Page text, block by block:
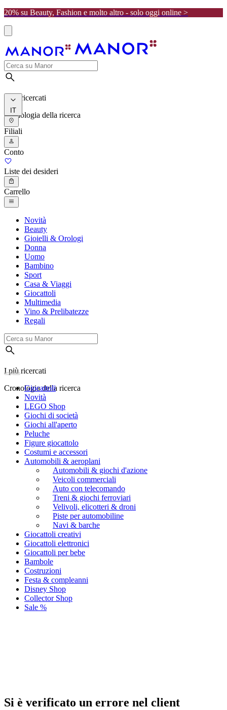
20% su Beauty, Fashion e molto altro - solo oggi online >
I più ricercati
Cronologia della ricerca
IT
Filiali
Conto
Liste dei desideri
Carrello
Novità
Beauty
Gioielli & Orologi
Donna
Uomo
Bambino
Sport
Casa & Viaggi
Giocattoli
Multimedia
Vino & Prelibatezze
Regali
I più ricercati
Cronologia della ricerca
Giocattoli
Novità
LEGO Shop
Giochi di società
Giochi all'aperto
Peluche
Figure giocattolo
Costumi e accessori
Automobili & aeroplani
Automobili & giochi d'azione
Veicoli commerciali
Auto con telecomando
Treni & giochi ferroviari
Velivoli, elicotteri & droni
Piste per automobiline
Navi & barche
Giocattoli creativi
Giocattoli elettronici
Giocattoli per bebe
Bambole
Costruzioni
Festa & compleanni
Disney Shop
Collector Shop
Sale %
Si è verificato un errore nel client